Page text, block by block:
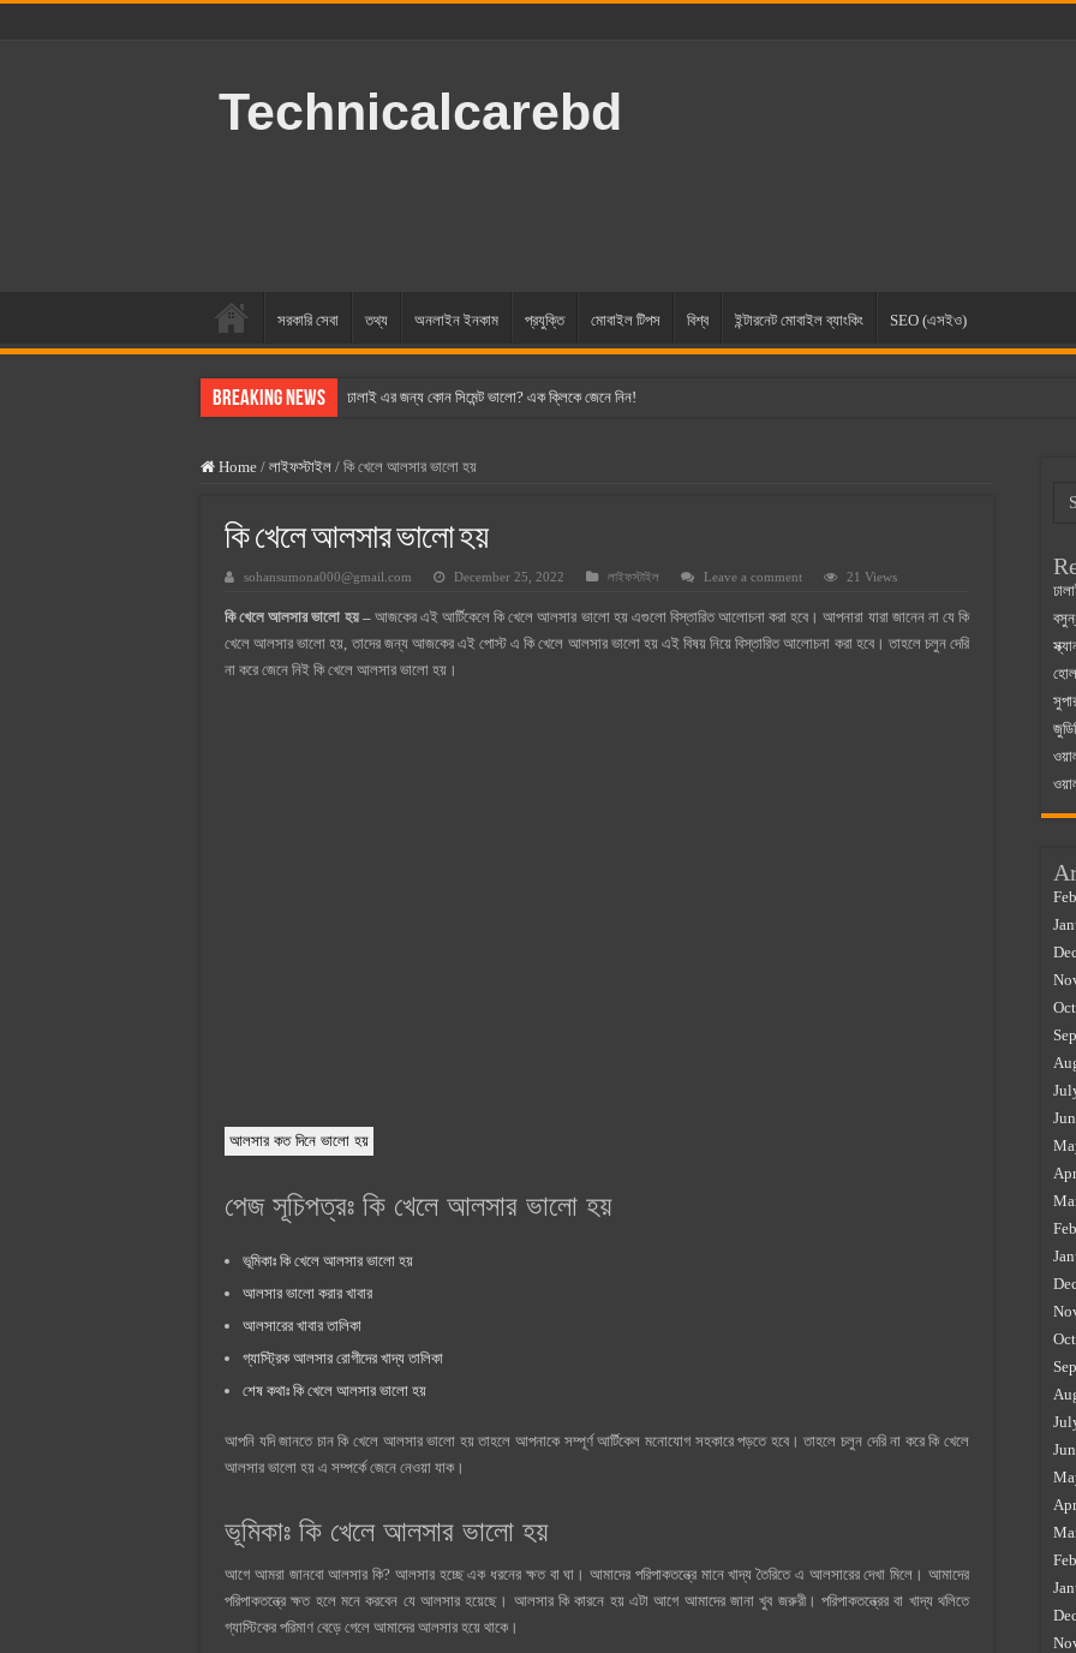
Technicalcarebd
সরকারি সেবা তথ্য অনলাইন ইনকাম প্রযুক্তি মোবাইল টিপস বিশ্ব ইন্টারনেট মোবাইল ব্যাংকিং SEO (এসইও)
Breaking News ঢালাই এর জন্য কোন সিমেন্ট ভালো? এক ক্লিকে জেনে নিন!
স্ক্যান সিমেন্ট এর দাম ২০২৫
সুপারক্রিট সিমেন্ট দাম ২০২৫
জুডিশিয়াল ম্যাজিস্ট্রেট কি? জুডিশিয়াল ম্যাজিস্ট্রেট এর সুযোগ সুবিধা
ওয়ালটন মোবাইল কিস্তিতে কেনার নিয়ম ২০২৫
ওয়ালটন টিভি কিস্তিতে কেনার নিয়ম ২০২৫
Home / লাইফস্টাইল / কি খেলে আলসার ভালো হয়
কি খেলে আলসার ভালো হয়
sohansumona000@gmail.com December 25, 2022 লাইফস্টাইল Leave a comment 21 Views
কি খেলে আলসার ভালো হয় –আজকের এই আর্টিকেলে কি খেলে আলসার ভালো হয় এগুলো বিস্তারিত আলোচনা করা হবে। আপনারা যারা জানেন না যে কি
খেলে আলসার ভালো হয়, তাদের জন্য আজকের এই পোস্ট এ কি খেলে আলসার ভালো হয় এই বিষয় নিয়ে বিস্তারিত আলোচনা করা হবে। তাহলে চলুন দেরি
না করে জেনে নিই কি খেলে আলসার ভালো হয়।
আলসার কত দিনে ভালো হয়
পেজ সূচিপত্রঃ কি খেলে আলসার ভালো হয়
ভূমিকাঃ কি খেলে আলসার ভালো হয়
আলসার ভালো করার খাবার
আলসারের খাবার তালিকা
গ্যাস্ট্রিক আলসার রোগীদের খাদ্য তালিকা
শেষ কথাঃ কি খেলে আলসার ভালো হয়
আপনি যদি জানতে চান কি খেলে আলসার ভালো হয় তাহলে আপনাকে সম্পূর্ণ আর্টিকেল মনোযোগ সহকারে পড়তে হবে। তাহলে চলুন দেরি না করে কি খেলে
আলসার ভালো হয় এ সম্পর্কে জেনে নেওয়া যাক।
ভূমিকাঃ কি খেলে আলসার ভালো হয়
আগে আমরা জানবো আলসার কি? আলসার হচ্ছে এক ধরনের ক্ষত বা ঘা। আমাদের পরিপাকতন্ত্রে মানে খাদ্য তৈরিতে এ আলসারের দেখা মিলে। আমাদের
পরিপাকতন্ত্রে ক্ষত হলে মনে করবেন যে আলসার হয়েছে। আলসার কি কারনে হয় এটা আগে আমাদের জানা খুব জরুরী। পরিপাকতন্ত্রের বা খাদ্য থলিতে
গ্যাস্টিকের পরিমাণ বেড়ে গেলে আমাদের আলসার হয়ে থাকে।